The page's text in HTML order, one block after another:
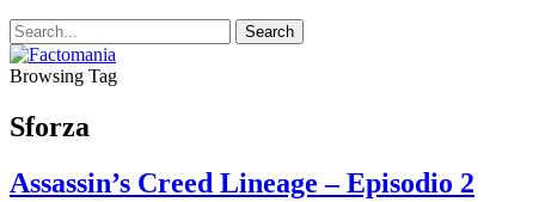
Browsing Tag
Sforza
Assassin’s Creed Lineage – Episodio 2